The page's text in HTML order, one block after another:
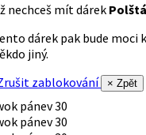
nechceš mít dárek
dárek pak bude moci
jiný.
zablokování
× Zpět